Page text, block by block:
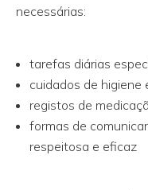
necessárias:
tarefas diárias
cuidados de higiene
registos de
formas de
respeitosa e eficaz